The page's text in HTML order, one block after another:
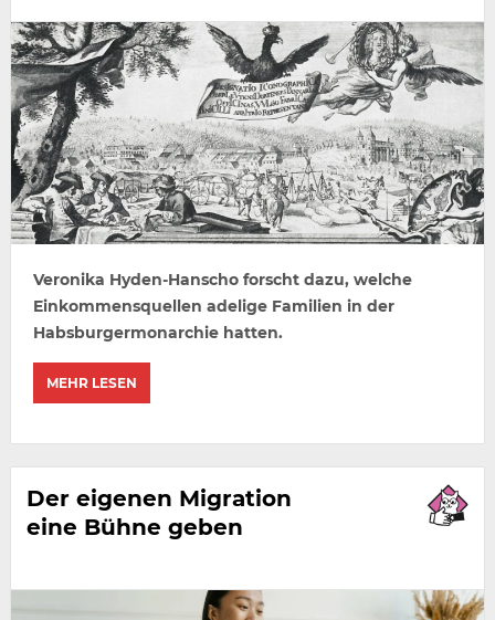
Veronika Hyden-Hanscho forscht dazu, welche
Einkommensquellen adelige Familien in der
Habsburgermonarchie hatten.
MEHR LESEN
Der eigenen Migration
eine Bühne geben